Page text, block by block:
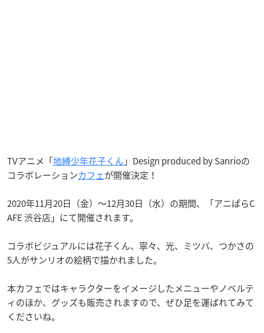
TVアニメ「地縛少年花子くん 」Design produced by Sanrioの
コラボレーションカフェが開催決定！
2020年11月20日（金）〜12月30日（水）の期間、「アニぱらC
AFE 渋谷店」にて開催されます。
コラボビジュアルには花子くん、寧々、光、ミツバ、つかさの
5人がサンリオの絵柄で描かれました。
本カフェではキャラクターをイメージしたメニューやノベルテ
ィのほか、グッズも販売されますので、ぜひ足を運ばれてみて
くださいね。